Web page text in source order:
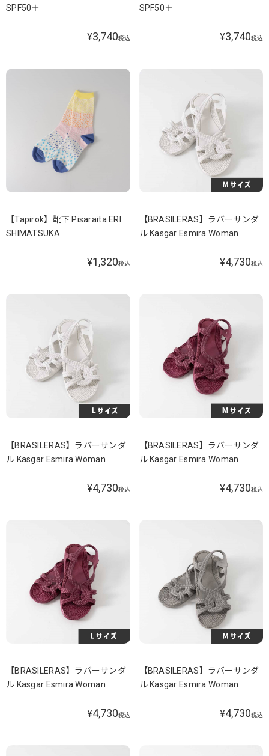
SPF50＋
¥3,740税込
SPF50＋
¥3,740税込
【Tapirok】靴下 Pisaraita ERI
SHIMATSUKA
¥1,320税込
【BRASILERAS】ラバーサンダ
ル Kasgar Esmira Woman
¥4,730税込
【BRASILERAS】ラバーサンダ
ル Kasgar Esmira Woman
¥4,730税込
【BRASILERAS】ラバーサンダ
ル Kasgar Esmira Woman
¥4,730税込
【BRASILERAS】ラバーサンダ
ル Kasgar Esmira Woman
¥4,730税込
【BRASILERAS】ラバーサンダ
ル Kasgar Esmira Woman
¥4,730税込